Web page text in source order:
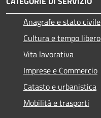
Anagrafe e stato civile
Cultura e tempo libero
Vita lavorativa
Imprese e Commercio
Catasto e urbanistica
Mobilità e trasporti